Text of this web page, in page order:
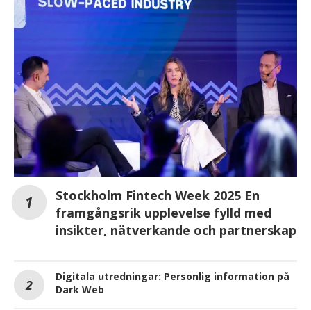
Stockholm Fintech Week 2025 En
framgångsrik upplevelse fylld med
insikter, nätverkande och partnerskap
Digitala utredningar: Personlig information på
Dark Web